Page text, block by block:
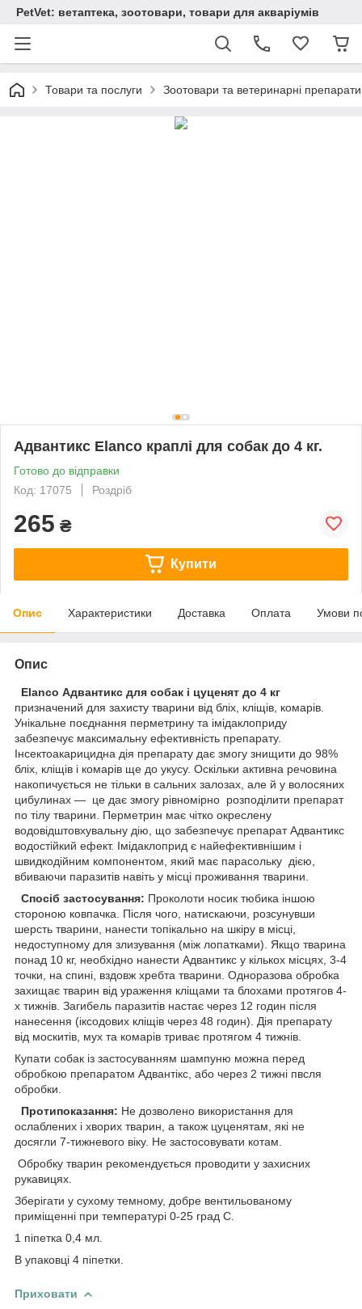
PetVet: ветаптека, зоотовари, товари для акваріумів
Товари та послуги Зоотовари та ветеринарні препарати
Адвантикс Elanco краплі для собак до 4 кг.
Готово до відправки
Код: 17075
Роздріб
265 ₴
Купити
Опис Характеристики Доставка Оплата Умови
Опис
Elanco Адвантикс для собак і цуценят до 4 кг
призначений для захисту тварини від бліх, кліщів, комарів.
Унікальне поєднання перметрину та імідаклоприду
забезпечує максимальну ефективність препарату.
Інсектоакарицидна дія препарату дає змогу знищити до 98%
бліх, кліщів і комарів ще до укусу. Оскільки активна речовина
накопичується не тільки в сальних залозах, але й у волосяних
цибулинах — це дає змогу рівномірно розподілити препарат
по тілу тварини. Перметрин має чітко окреслену
водовідштовхувальну дію, що забезпечує препарат Адвантикс
водостійкий ефект. Імідаклоприд є найефективнішим і
швидкодійним компонентом, який має парасольку дією,
вбиваючи паразитів навіть у місці проживання тварини.
Спосіб застосування: Проколоти носик тюбика іншою
стороною ковпачка. Після чого, натискаючи, розсунувши
шерсть тварини, нанести топікально на шкіру в місці,
недоступному для злизування (між лопатками). Якщо тварина
понад 10 кг, необхідно нанести Адвантикс у кількох місцях, 3-4
точки, на спині, вздовж хребта тварини. Одноразова обробка
захищає тварин від ураження кліщами та блохами протягов 4-
х тижнів. Загибель паразитів настає через 12 годин після
нанесення (іксодових кліщів через 48 годин). Дія препарату
від москитів, мух та комарів триває протягом 4 тижнів.
Купати собак із застосуванням шампуню можна перед
обробкою препаратом Адвантікс, або через 2 тижні пвсля
обробки.
Протипоказання: Не дозволено використання для
ослаблених і хворих тварин, а також цуценятам, які не
досягли 7-тижневого віку. Не застосовувати котам.
Обробку тварин рекомендується проводити у захисних
рукавицях.
Зберігати у сухому темному, добре вентильованому
приміщенні при температурі 0-25 град С.
1 піпетка 0,4 мл.
В упаковці 4 піпетки.
Приховати